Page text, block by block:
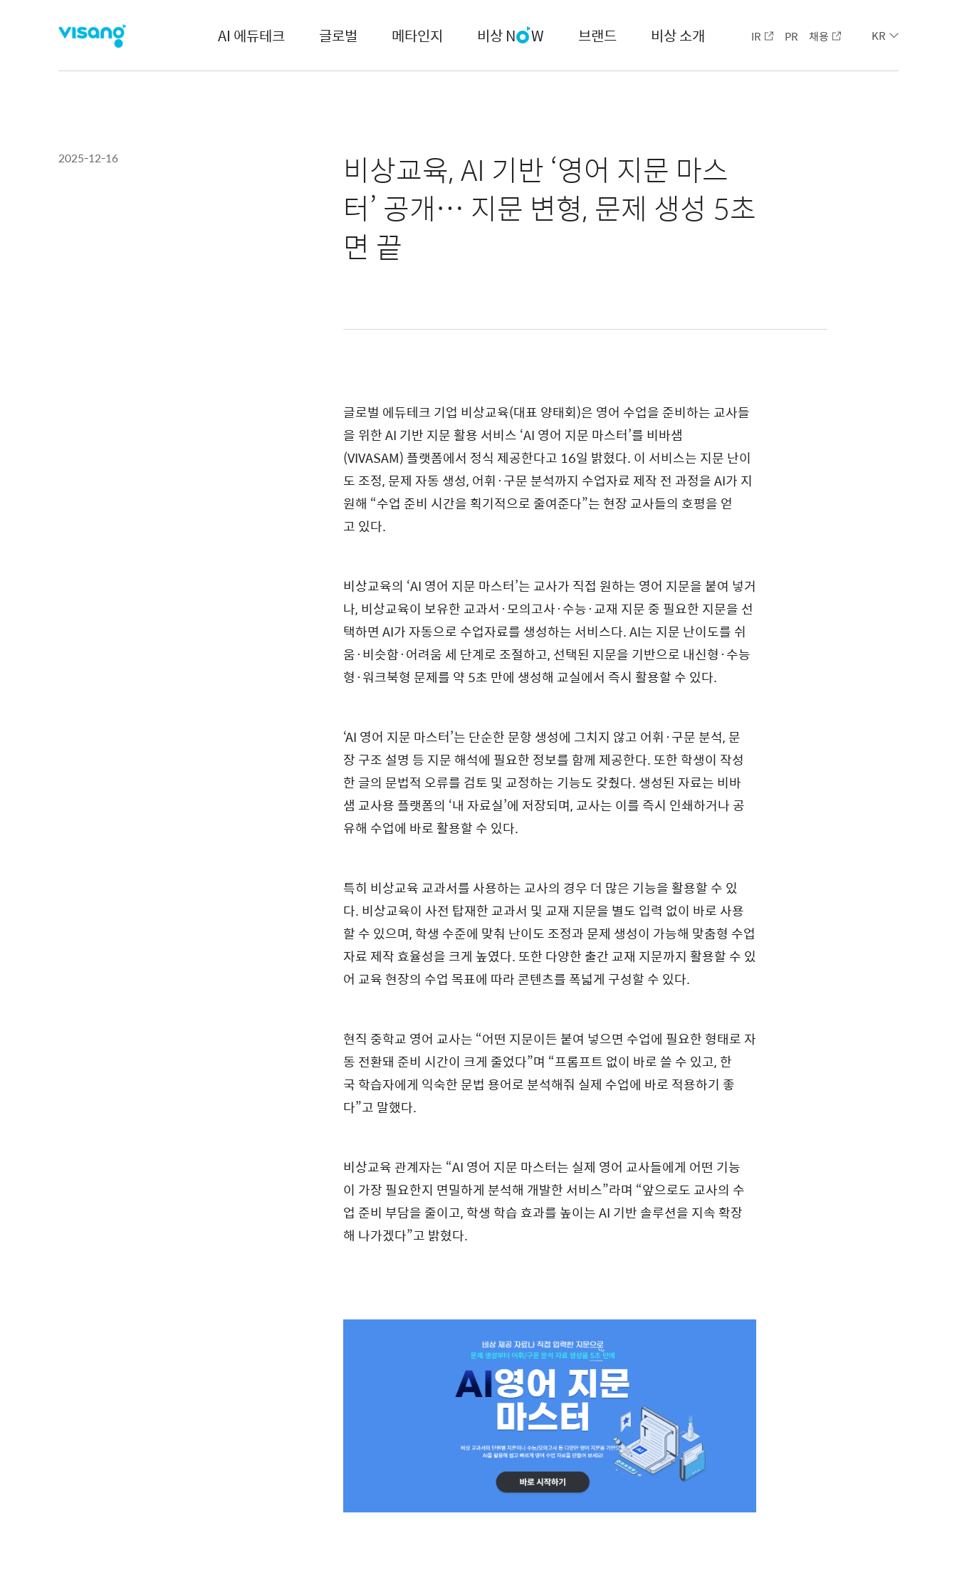
AI 에듀테크 글로벌 메타인지 비상 N W 브랜드 비상 소개 IR PR 채용 KR
2025-12-16
비상교육, AI 기반 ‘영어 지문 마스
터’ 공개… 지문 변형, 문제 생성 5초
면 끝
글로벌 에듀테크 기업 비상교육(대표 양태회)은 영어 수업을 준비하는 교사들
을 위한 AI 기반 지문 활용 서비스 ‘AI 영어 지문 마스터’를 비바샘
(VIVASAM) 플랫폼에서 정식 제공한다고 16일 밝혔다. 이 서비스는 지문 난이
도 조정, 문제 자동 생성, 어휘·구문 분석까지 수업자료 제작 전 과정을 AI가 지
원해 “수업 준비 시간을 획기적으로 줄여준다”는 현장 교사들의 호평을 얻
고 있다.
비상교육의 ‘AI 영어 지문 마스터’는 교사가 직접 원하는 영어 지문을 붙여 넣거
나, 비상교육이 보유한 교과서·모의고사·수능·교재 지문 중 필요한 지문을 선
택하면 AI가 자동으로 수업자료를 생성하는 서비스다. AI는 지문 난이도를 쉬
움·비슷함·어려움 세 단계로 조절하고, 선택된 지문을 기반으로 내신형·수능
형·워크북형 문제를 약 5초 만에 생성해 교실에서 즉시 활용할 수 있다.
‘AI 영어 지문 마스터’는 단순한 문항 생성에 그치지 않고 어휘·구문 분석, 문
장 구조 설명 등 지문 해석에 필요한 정보를 함께 제공한다. 또한 학생이 작성
한 글의 문법적 오류를 검토 및 교정하는 기능도 갖췄다. 생성된 자료는 비바
샘 교사용 플랫폼의 ‘내 자료실’에 저장되며, 교사는 이를 즉시 인쇄하거나 공
유해 수업에 바로 활용할 수 있다.
특히 비상교육 교과서를 사용하는 교사의 경우 더 많은 기능을 활용할 수 있
다. 비상교육이 사전 탑재한 교과서 및 교재 지문을 별도 입력 없이 바로 사용
할 수 있으며, 학생 수준에 맞춰 난이도 조정과 문제 생성이 가능해 맞춤형 수업
자료 제작 효율성을 크게 높였다. 또한 다양한 출간 교재 지문까지 활용할 수 있
어 교육 현장의 수업 목표에 따라 콘텐츠를 폭넓게 구성할 수 있다.
현직 중학교 영어 교사는 “어떤 지문이든 붙여 넣으면 수업에 필요한 형태로 자
동 전환돼 준비 시간이 크게 줄었다”며 “프롬프트 없이 바로 쓸 수 있고, 한
국 학습자에게 익숙한 문법 용어로 분석해줘 실제 수업에 바로 적용하기 좋
다”고 말했다.
비상교육 관계자는 “AI 영어 지문 마스터는 실제 영어 교사들에게 어떤 기능
이 가장 필요한지 면밀하게 분석해 개발한 서비스”라며 “앞으로도 교사의 수
업 준비 부담을 줄이고, 학생 학습 효과를 높이는 AI 기반 솔루션을 지속 확장
해 나가겠다”고 밝혔다.